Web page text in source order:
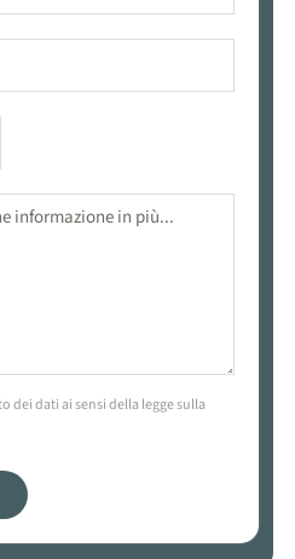
dei dati ai sensi della legge sulla